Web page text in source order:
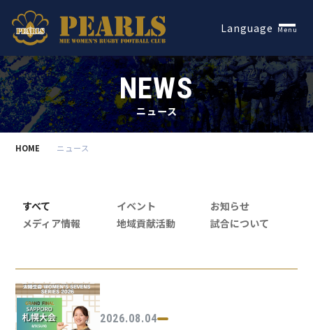
Language Menu
NEWS
ニュース
HOME ニュース
すべて イベント
お知らせ
メディア情報
地域貢献活動 試合について
2026.08.04